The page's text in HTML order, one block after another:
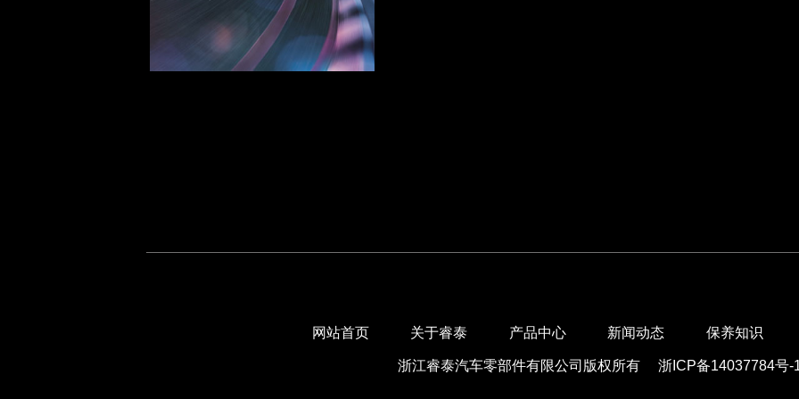
吉普系列
网站首页 关于睿泰 产品中心 新闻动态 保养知识
浙江睿泰汽车零部件有限公司版权所有 浙ICP备14037784号-